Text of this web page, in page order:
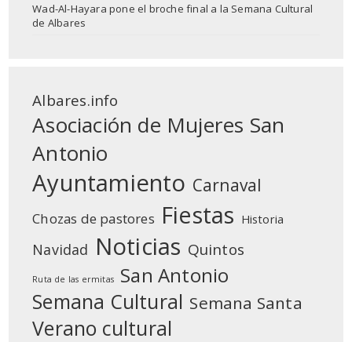
Wad-Al-Hayara pone el broche final a la Semana Cultural
de Albares
Albares.info
Asociación de Mujeres San
Antonio
Ayuntamiento Carnaval
Chozas de pastores Fiestas Historia
Navidad Noticias Quintos
Ruta de las ermitas San Antonio
Semana Cultural Semana Santa
Verano cultural